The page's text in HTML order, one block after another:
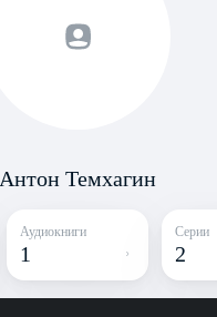
Антон Темхагин
Аудиокниги
1
Серии
2